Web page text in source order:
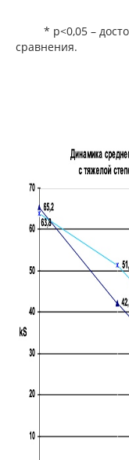
* р<0,05 –
сравнения.